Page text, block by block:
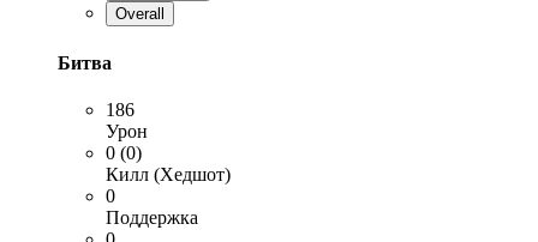
Overall
Битва
186
Урон
0 (0)
Килл (Хедшот)
0
Поддержка